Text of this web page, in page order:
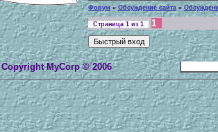
Форум » Обсуждение сайта »
Страница 1 из 1 1
Copyright MyCorp © 2006